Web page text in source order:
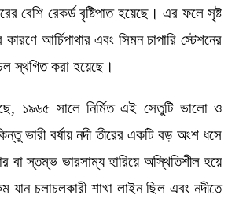
বেশি রেকর্ড বৃষ্টিপাত হয়েছে। এর ফলে সৃষ্ট
আর্চিপাথার এবং সিমন চাপারি স্টেশনের
স্থগিত করা হয়েছে।
১৯৬৫ সালে নির্মিত এই সেতুটি ভালো ও
ভারী বর্ষায় নদী তীরের একটি বড় অংশ ধসে
বা স্তম্ভ ভারসাম্য হারিয়ে অস্থিতিশীল হয়ে
চলাচলকারী শাখা লাইন ছিল এবং নদীতে